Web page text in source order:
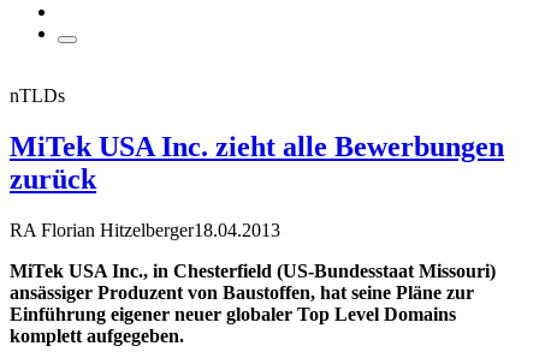
nTLDs
MiTek USA Inc. zieht alle Bewerbungen
zurück
RA Florian Hitzelberger18.04.2013
MiTek USA Inc., in Chesterfield (US-Bundesstaat Missouri)
ansässiger Produzent von Baustoffen, hat seine Pläne zur
Einführung eigener neuer globaler Top Level Domains
komplett aufgegeben.